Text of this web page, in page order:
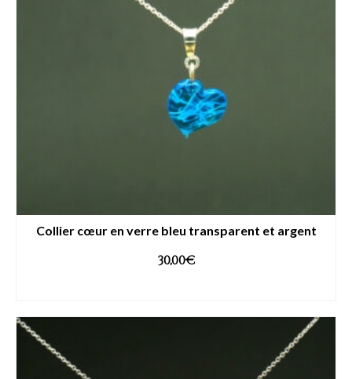
Collier cœur en verre bleu transparent et argent
30,00€